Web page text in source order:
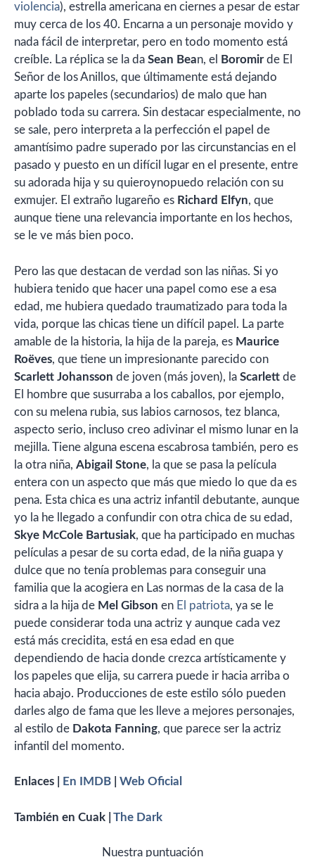
violencia), estrella americana en ciernes a pesar de estar
muy cerca de los 40. Encarna a un personaje movido y
nada fácil de interpretar, pero en todo momento está
creíble. La réplica se la da Sean Bean, el Boromirde El
Señor de los Anillos, que últimamente está dejando
aparte los papeles (secundarios) de malo que han
poblado toda su carrera. Sin destacar especialmente, no
se sale, pero interpreta a la perfección el papel de
amantísimo padre superado por las circunstancias en el
pasado y puesto en un difícil lugar en el presente, entre
su adorada hija y su quieroynopuedo relación con su
exmujer. El extraño lugareño es Richard Elfyn, que
aunque tiene una relevancia importante en los hechos,
se le ve más bien poco.
Pero las que destacan de verdad son las niñas. Si yo
hubiera tenido que hacer una papel como ese a esa
edad, me hubiera quedado traumatizado para toda la
vida, porque las chicas tiene un difícil papel. La parte
amable de la historia, la hija de la pareja, es Maurice
Roëves, que tiene un impresionante parecido con
Scarlett Johansson de joven (más joven), la Scarlett de
El hombre que susurraba a los caballos, por ejemplo,
con su melena rubia, sus labios carnosos, tez blanca,
aspecto serio, incluso creo adivinar el mismo lunar en la
mejilla. Tiene alguna escena escabrosa también, pero es
la otra niña, Abigail Stone, la que se pasa la película
entera con un aspecto que más que miedo lo que da es
pena. Esta chica es una actriz infantil debutante, aunque
yo la he llegado a confundir con otra chica de su edad,
Skye McCole Bartusiak, que ha participado en muchas
películas a pesar de su corta edad, de la niña guapa y
dulce que no tenía problemas para conseguir una
familia que la acogiera en Las normas de la casa de la
sidra a la hija de Mel Gibson en El patriota, ya se le
puede considerar toda una actriz y aunque cada vez
está más crecidita, está en esa edad en que
dependiendo de hacia donde crezca artísticamente y
los papeles que elija, su carrera puede ir hacia arriba o
hacia abajo. Producciones de este estilo sólo pueden
darles algo de fama que les lleve a mejores personajes,
al estilo de Dakota Fanning, que parece ser la actriz
infantil del momento.
Enlaces | En IMDB Web Oficial
También en Cuak | The Dark
Nuestra puntuación